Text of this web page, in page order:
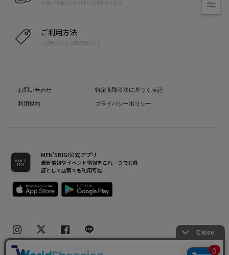
お買い物毎に1pt=1円でご利用頂けます
ご利用方法
ご利用方法をご確認頂けます
お問い合わせ
利用規約
特定商取引法に基づく表記
プライバシーポリシー
MEN’SBIGI公式アプリ
最新情報やイベント情報をこれ一つで会員
証として店頭でも利用可能